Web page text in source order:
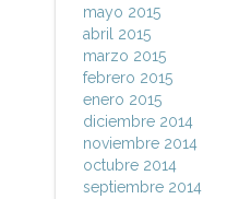
mayo 2015
abril 2015
marzo 2015
febrero 2015
enero 2015
diciembre 2014
noviembre 2014
octubre 2014
septiembre 2014